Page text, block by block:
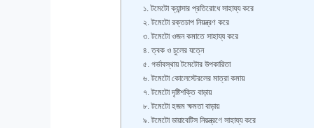
১. টমেটো ক্যান্সার প্রতিরোধে সাহায্য করে
২. টমেটো রক্তচাপ নিয়ন্ত্রণ করে
৩. টমেটো ওজন কমাতে সাহায্য করে
৪. ত্বক ও চুলের যত্নে
৫. গর্ভাবস্থায় টমেটোর উপকারিতা
৬. টমেটো কোলেস্টেরলের মাত্রা কমায়
৭. টমেটো দৃষ্টিশক্তি বাড়ায়
৮. টমেটো হজম ক্ষমতা বাড়ায়
৯. টমেটো ডায়াবেটিস নিয়ন্ত্রণে সাহায্য করে